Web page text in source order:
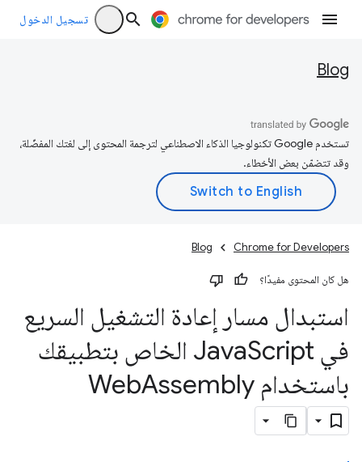
تسجيل الدخول
Blog
تستخدم Google تكنولوجيا الذكاء الاصطناعي لترجمة المحتوى إلى لغتك المفضّلة،
وقد تتضمّن بعض الأخطاء.
Chrome for Developers
Blog
هل كان المحتوى مفيدًا؟
استبدال مسار إعادة التشغيل السريع
في Java
Script الخاص بتطبيقك
باستخدام Web Assembly